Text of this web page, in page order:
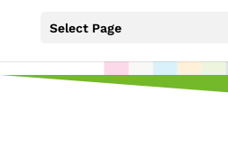
Select Page
ESO